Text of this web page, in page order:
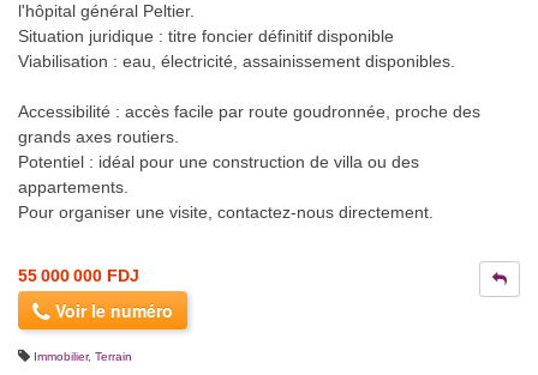
l'hôpital général Peltier.
Situation juridique : titre foncier définitif disponible
Viabilisation : eau, électricité, assainissement disponibles.
Accessibilité : accès facile par route goudronnée, proche des
grands axes routiers.
Potentiel : idéal pour une construction de villa ou des
appartements.
Pour organiser une visite, contactez-nous directement.
55 000 000 FDJ
Voir le numéro
Immobilier, Terrain